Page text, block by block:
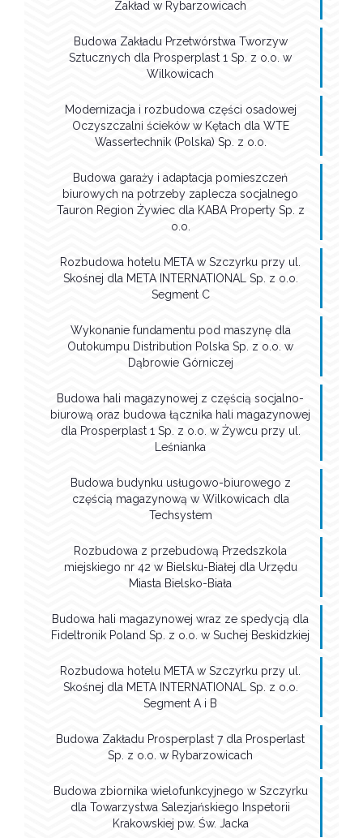
Zakład w Rybarzowicach
Budowa Zakładu Przetwórstwa Tworzyw
Sztucznych dla Prosperplast 1 Sp. z o.o. w
Wilkowicach
Modernizacja i rozbudowa części osadowej
Oczyszczalni ścieków w Kętach dla WTE
Wassertechnik (Polska) Sp. z o.o.
Budowa garaży i adaptacja pomieszczeń
biurowych na potrzeby zaplecza socjalnego
Tauron Region Żywiec dla KABA Property Sp. z
o.o.
Rozbudowa hotelu META w Szczyrku przy ul.
Skośnej dla META INTERNATIONAL Sp. z o.o.
Segment C
Wykonanie fundamentu pod maszynę dla
Outokumpu Distribution Polska Sp. z o.o. w
Dąbrowie Górniczej
Budowa hali magazynowej z częścią socjalno-
biurową oraz budowa łącznika hali magazynowej
dla Prosperplast 1 Sp. z o.o. w Żywcu przy ul.
Leśnianka
Budowa budynku usługowo-biurowego z
częścią magazynową w Wilkowicach dla
Techsystem
Rozbudowa z przebudową Przedszkola
miejskiego nr 42 w Bielsku-Białej dla Urzędu
Miasta Bielsko-Biała
Budowa hali magazynowej wraz ze spedycją dla
Fideltronik Poland Sp. z o.o. w Suchej Beskidzkiej
Rozbudowa hotelu META w Szczyrku przy ul.
Skośnej dla META INTERNATIONAL Sp. z o.o.
Segment A i B
Budowa Zakładu Prosperplast 7 dla Prosperlast
Sp. z o.o. w Rybarzowicach
Budowa zbiornika wielofunkcyjnego w Szczyrku
dla Towarzystwa Salezjańskiego Inspetorii
Krakowskiej pw. Św. Jacka